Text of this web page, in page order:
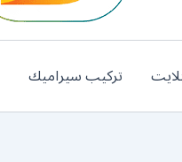
تركيب سيراميك